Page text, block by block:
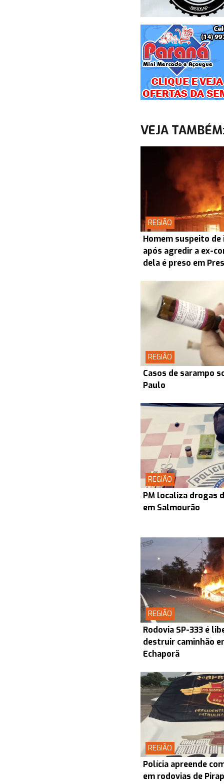
VEJA
REGIÃO
Homem suspeito de
após agredir a ex-
dela é preso em
REGIÃO
Casos de sarampo
Paulo
REGIÃO
PM localiza drogas
em Salmourão
REGIÃO
Rodovia SP-333 é
destruir caminhão
Echaporã
REGIÃO
Polícia apreende
em rodovias de